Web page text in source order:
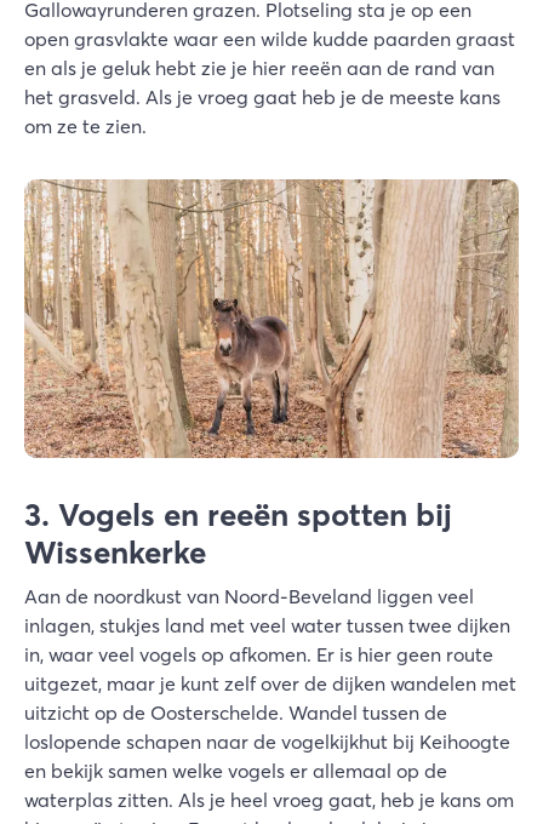
Gallowayrunderen grazen. Plotseling sta je op een
open grasvlakte waar een wilde kudde paarden graast
en als je geluk hebt zie je hier reeën aan de rand van
het grasveld. Als je vroeg gaat heb je de meeste kans
om ze te zien.
3. Vogels en reeën spotten bij
Wissenkerke
Aan de noordkust van Noord-Beveland liggen veel
inlagen, stukjes land met veel water tussen twee dijken
in, waar veel vogels op afkomen. Er is hier geen route
uitgezet, maar je kunt zelf over de dijken wandelen met
uitzicht op de Oosterschelde. Wandel tussen de
loslopende schapen naar de vogelkijkhut bij Keihoogte
en bekijk samen welke vogels er allemaal op de
waterplas zitten. Als je heel vroeg gaat, heb je kans om